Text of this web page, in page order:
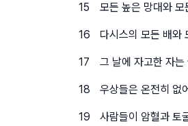
15 모든 높은 망대와
16 다시스의 모든 배와
17 그 날에 자고한 자
18 우상들은 온전히 없
19
사람들이 암혈과 토